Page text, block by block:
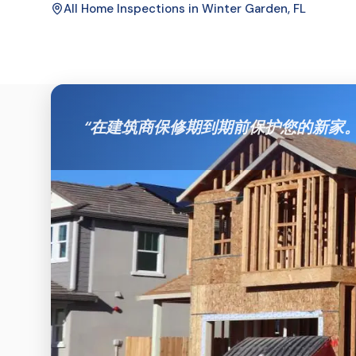
All Home Inspections in Winter Garden, FL
“在建筑商保修期到期前保护您的新家